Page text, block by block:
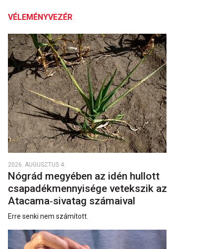
VÉLEMÉNYVEZÉR
2026. AUGUSZTUS 4.
Nógrád megyében az idén hullott
csapadékmennyisége vetekszik az
Atacama‑sivatag számaival
Erre senki nem számított.